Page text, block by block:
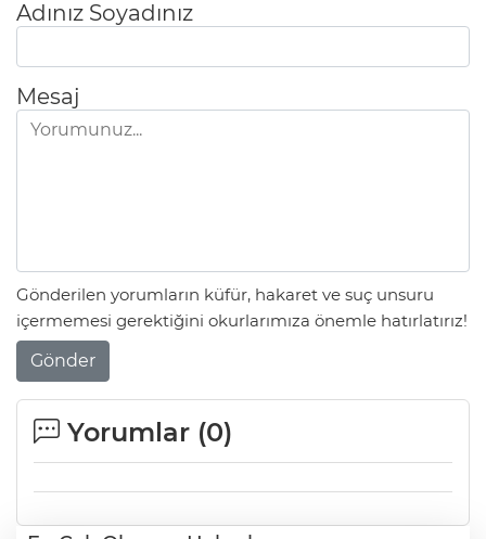
Adınız Soyadınız
Mesaj
Gönderilen yorumların küfür, hakaret ve suç unsuru
içermemesi gerektiğini okurlarımıza önemle hatırlatırız!
Gönder
Yorumlar (0)